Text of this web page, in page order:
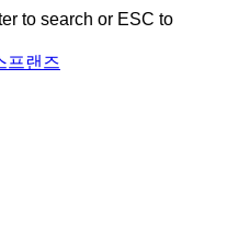
to search or ESC to